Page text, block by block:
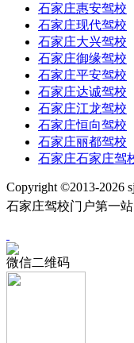
石家庄惠安驾校
石家庄现代驾校
石家庄大兴驾校
石家庄御缘驾校
石家庄平安驾校
石家庄达诚驾校
石家庄江龙驾校
石家庄恒向驾校
石家庄丽都驾校
石家庄石家庄驾
Copyright ©2013-2026
石家庄驾校门户第一站
微信二维码